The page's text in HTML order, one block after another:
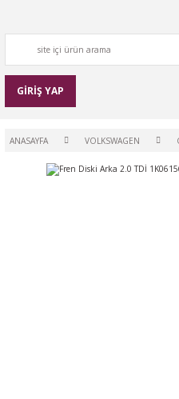
GİRİŞ YAP
ANASAYFA VOLKSWAGEN